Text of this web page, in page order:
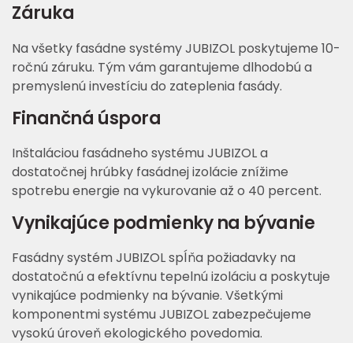
Záruka
Na všetky fasádne systémy JUBIZOL poskytujeme 10-
ročnú záruku. Tým vám garantujeme dlhodobú a
premyslenú investíciu do zateplenia fasády.
Finančná úspora
Inštaláciou fasádneho systému JUBIZOL a
dostatočnej hrúbky fasádnej izolácie znížime
spotrebu energie na vykurovanie až o 40 percent.
Vynikajúce podmienky na bývanie
Fasádny systém JUBIZOL spĺňa požiadavky na
dostatočnú a efektívnu tepelnú izoláciu a poskytuje
vynikajúce podmienky na bývanie. Všetkými
komponentmi systému JUBIZOL zabezpečujeme
vysokú úroveň ekologického povedomia.